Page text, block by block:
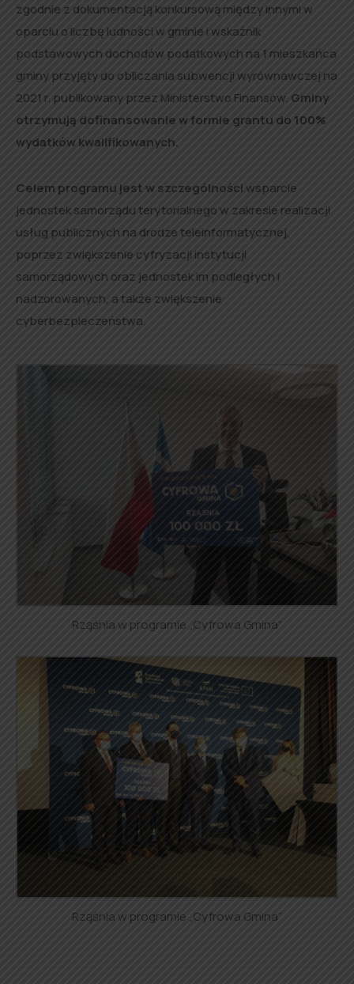
zgodnie z dokumentacją konkursową między innymi w
oparciu o liczbę ludności w gminie i wskaźnik
podstawowych dochodów podatkowych na 1 mieszkańca
gminy przyjęty do obliczania subwencji wyrównawczej na
2021 r. publikowany przez Ministerstwo Finansów. Gminy
otrzymują dofinansowanie w formie grantu do 100%
wydatków kwalifikowanych.
Celem programu jest w szczególności wsparcie
jednostek samorządu terytorialnego w zakresie realizacji
usług publicznych na drodze teleinformatycznej,
poprzez zwiększenie cyfryzacji instytucji
samorządowych oraz jednostek im podległych i
nadzorowanych, a także zwiększenie
cyberbezpieczeństwa.
Rząśnia w programie „Cyfrowa Gmina”
Rząśnia w programie „Cyfrowa Gmina”